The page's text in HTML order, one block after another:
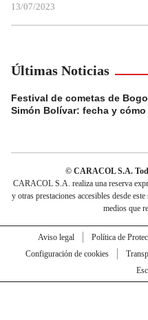
13/07/2023
Últimas Noticias
Festival de cometas de
Simón Bolívar: fecha y
© CARACOL S.A.
CARACOL S.A. realiza una reserva
y otras prestaciones accesibles desde
medios que
Aviso legal Política de
Configuración de cookies